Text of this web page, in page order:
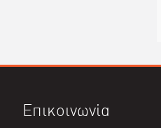
Επικοινωνία